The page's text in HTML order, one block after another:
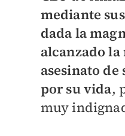
mediante
dada la
alcanzado
asesinato de
por su vida,
muy